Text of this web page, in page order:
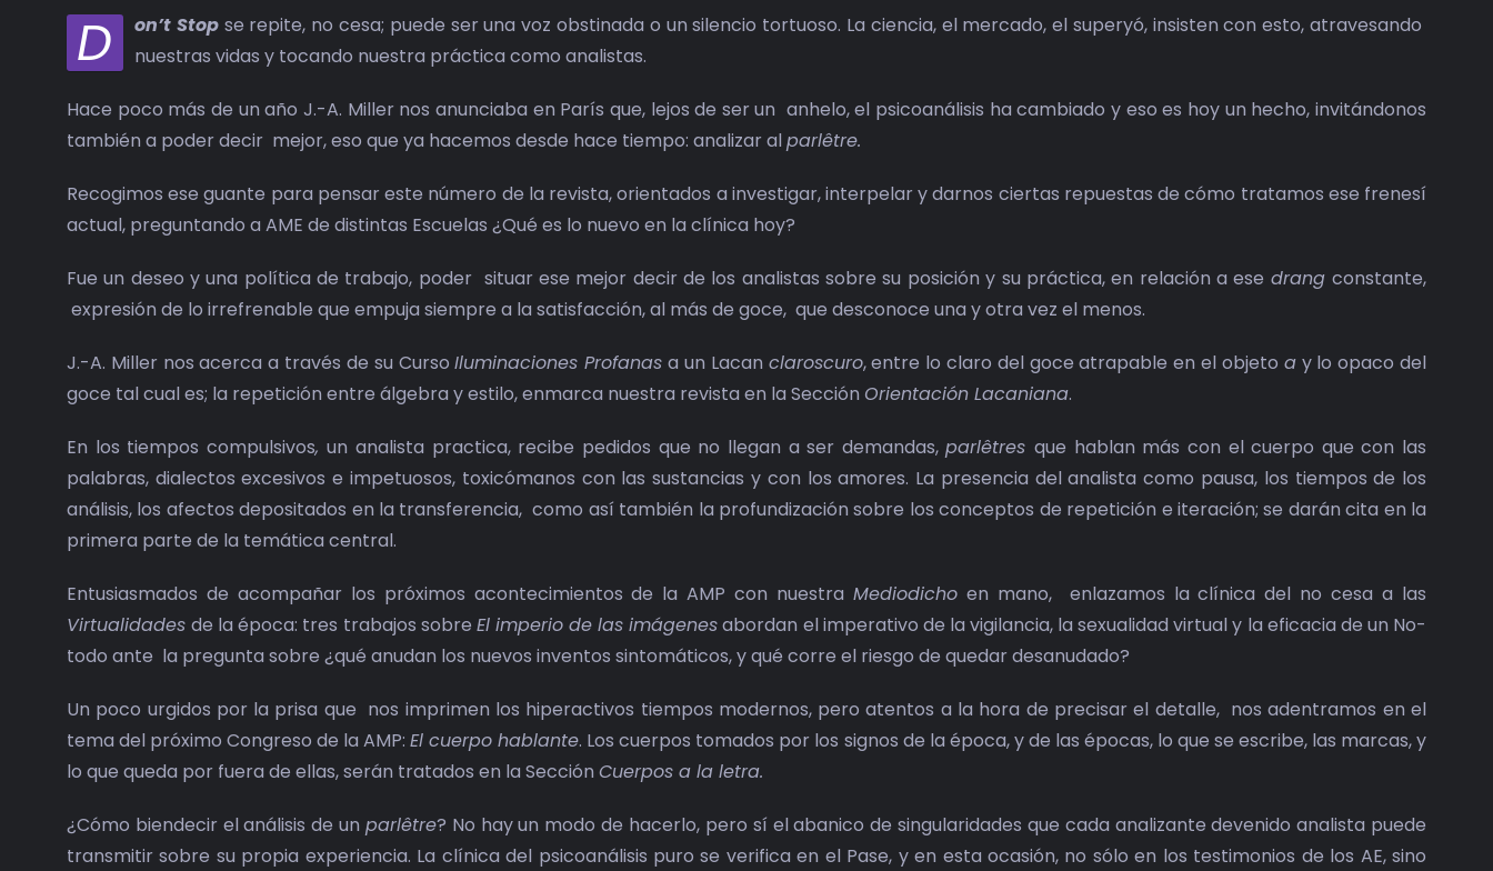
D on’t Stop se repite, no cesa; puede ser una voz obstinada o un silencio tortuoso. La ciencia, el mercado, el superyó, insisten con esto, atravesando
nuestras vidas y tocando nuestra práctica como analistas.
Hace poco más de un año J.-A. Miller nos anunciaba en París que, lejos de ser un anhelo, el psicoanálisis ha cambiado y eso es hoy un hecho, invitándonos
también a poder decir mejor, eso que ya hacemos desde hace tiempo: analizar alparlêtre.
Recogimos ese guante para pensar este número de la revista, orientados a investigar, interpelar y darnos ciertas repuestas de cómo tratamos ese frenesí
actual, preguntando a AME de distintas Escuelas ¿Qué es lo nuevo en la clínica hoy?
Fue un deseo y una política de trabajo, poder situar ese mejor decir de los analistas sobre su posición y su práctica, en relación a ese drangconstante,
expresión de lo irrefrenable que empuja siempre a la satisfacción, al más de goce, que desconoce una y otra vez el menos.
J.-A. Miller nos acerca a través de su CursoIluminaciones Profanas a un Lacan claroscuro, entre lo claro del goce atrapable en el objeto ay lo opaco del
goce tal cual es; la repetición entre álgebra y estilo, enmarca nuestra revista en la Sección Orientación Lacaniana.
En los tiempos compulsivos,un analista practica, recibe pedidos que no llegan a ser demandas,parlêtresque hablan más con el cuerpo que con las
palabras, dialectos excesivos e impetuosos, toxicómanos con las sustancias y con los amores. La presencia del analista como pausa, los tiempos de los
análisis, los afectos depositados en la transferencia, como así también la profundización sobre los conceptos de repetición e iteración; se darán cita en la
primera parte de la temática central.
Entusiasmados de acompañar los próximos acontecimientos de la AMP con nuestra Mediodicho en mano, enlazamos la clínica del no cesa a las
Virtualidadesde la época: tres trabajos sobre El imperio de las imágenesabordan el imperativo de la vigilancia, la sexualidad virtual y la eficacia de un No-
todo ante la pregunta sobre ¿qué anudan los nuevos inventos sintomáticos, y qué corre el riesgo de quedar desanudado?
Un poco urgidos por la prisa que nos imprimen los hiperactivos tiempos modernos, pero atentos a la hora de precisar el detalle, nos adentramos en el
tema del próximo Congreso de la AMP:El cuerpo hablante. Los cuerpos tomados por los signos de la época, y de las épocas, lo que se escribe, las marcas, y
lo que queda por fuera de ellas, serán tratados en la Sección Cuerpos a la letra.
¿Cómo biendecir el análisis de un parlêtre? No hay un modo de hacerlo, pero sí el abanico de singularidades que cada analizante devenido analista puede
transmitir sobre su propia experiencia. La clínica del psicoanálisis puro se verifica en el Pase, y en esta ocasión, no sólo en los testimonios de los AE, sino